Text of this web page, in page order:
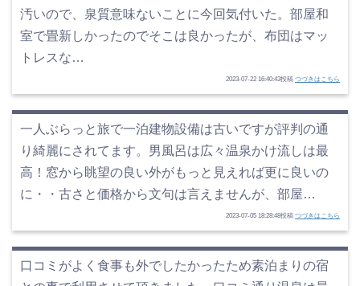
汚いので、泉質意味ないことに今回気付いた。部屋和
室で畳新しかったのでそこは良かったが、布団はマッ
トレスな…
2023-07-22 16:40:43投稿 つづきはこちら
一人ぶらっと旅で一泊建物設備は古いですが評判の通
り綺麗にされてます。男風呂は広々温泉かけ流しは最
高！窓から眺望の良い外がもっと見えれば更に良いの
に・・古さと価格から文句は言えませんが、部屋…
2023-07-05 18:28:48投稿 つづきはこちら
口コミがよく食事も外でしたかったため素泊まりの宿